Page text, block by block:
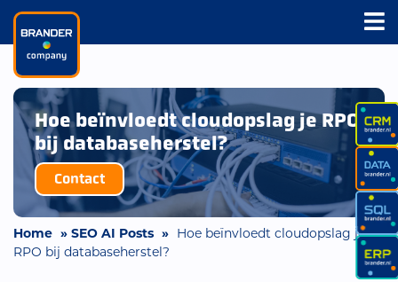
Hoe beïnvloedt cloudopslag je RPO
bij databaseherstel?
Contact
Home » SEO AI Posts » Hoe beïnvloedt cloudopslag je
RPO bij databaseherstel?